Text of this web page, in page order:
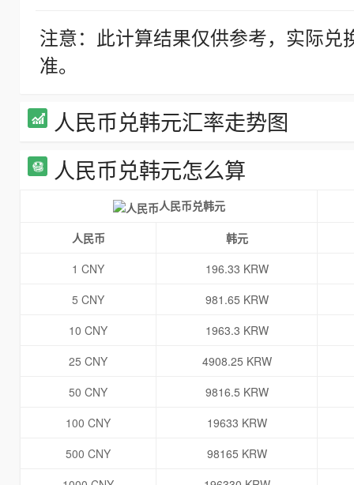
注意：此计算结果仅供参考，实际
准。
人民币兑韩元汇率走势图
人民币兑韩元怎么算
人民币兑韩元
人民币
韩元
1 CNY
196.33 KRW
5 CNY
981.65 KRW
10 CNY
1963.3 KRW
25 CNY
4908.25 KRW
50 CNY
9816.5 KRW
100 CNY
19633 KRW
500 CNY
98165 KRW